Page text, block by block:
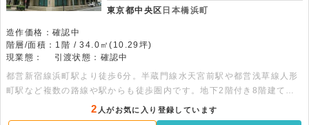
東京都中央区 日本橋浜町
造作価格：確認中
階層/面積：1階 / 34.0㎡(10.29坪)
現業態：
引渡状態：確認中
都営新宿線浜町駅より徒歩6分。半蔵門線水天宮前駅や都営浅草線人形
町駅など複数の路線や駅からも徒歩圏内です。地下2階付き8階建ての
建物の1階部分、10.29坪の事務所店舗です。エレベーター・電気温水
器・個別空調・共用部男女別トイレ完備です。
2 人がお気に入り登録しています